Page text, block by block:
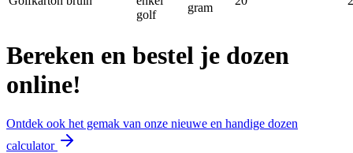
golf
gram
Bereken en bestel je dozen
online!
Ontdek ook het gemak van onze nieuwe en handige dozen
calculator